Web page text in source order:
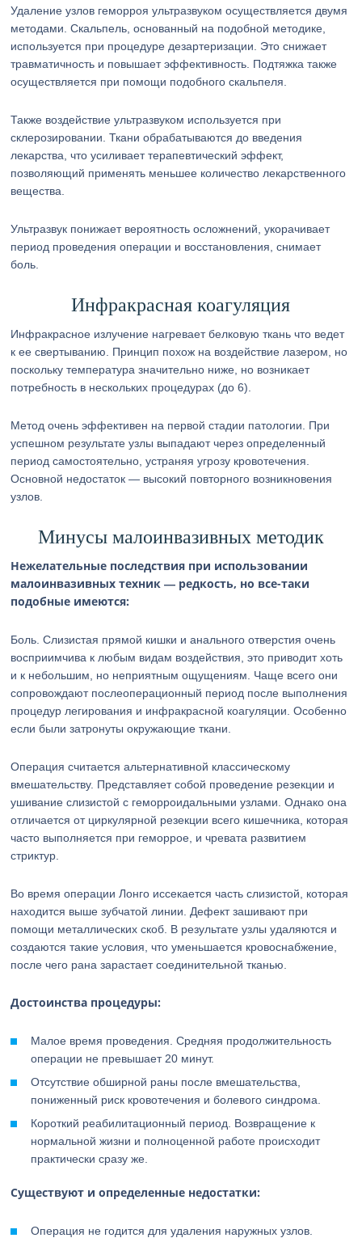
Удаление узлов геморроя ультразвуком осуществляется двумя
методами. Скальпель, основанный на подобной методике,
используется при процедуре дезартеризации. Это снижает
травматичность и повышает эффективность. Подтяжка также
осуществляется при помощи подобного скальпеля.
Также воздействие ультразвуком используется при
склерозировании. Ткани обрабатываются до введения
лекарства, что усиливает терапевтический эффект,
позволяющий применять меньшее количество лекарственного
вещества.
Ультразвук понижает вероятность осложнений, укорачивает
период проведения операции и восстановления, снимает
боль.
Инфракрасная коагуляция
Инфракрасное излучение нагревает белковую ткань что ведет
к ее свертыванию. Принцип похож на воздействие лазером, но
поскольку температура значительно ниже, но возникает
потребность в нескольких процедурах (до 6).
Метод очень эффективен на первой стадии патологии. При
успешном результате узлы выпадают через определенный
период самостоятельно, устраняя угрозу кровотечения.
Основной недостаток — высокий повторного возникновения
узлов.
Минусы малоинвазивных методик
Нежелательные последствия при использовании
малоинвазивных техник — редкость, но все-таки
подобные имеются:
Боль. Слизистая прямой кишки и анального отверстия очень
восприимчива к любым видам воздействия, это приводит хоть
и к небольшим, но неприятным ощущениям. Чаще всего они
сопровождают послеоперационный период после выполнения
процедур легирования и инфракрасной коагуляции. Особенно
если были затронуты окружающие ткани.
Операция считается альтернативной классическому
вмешательству. Представляет собой проведение резекции и
ушивание слизистой с геморроидальными узлами. Однако она
отличается от циркулярной резекции всего кишечника, которая
часто выполняется при геморрое, и чревата развитием
стриктур.
Во время операции Лонго иссекается часть слизистой, которая
находится выше зубчатой линии. Дефект зашивают при
помощи металлических скоб. В результате узлы удаляются и
создаются такие условия, что уменьшается кровоснабжение,
после чего рана зарастает соединительной тканью.
Достоинства процедуры:
Малое время проведения. Средняя продолжительность
операции не превышает 20 минут.
Отсутствие обширной раны после вмешательства,
пониженный риск кровотечения и болевого синдрома.
Короткий реабилитационный период. Возвращение к
нормальной жизни и полноценной работе происходит
практически сразу же.
Существуют и определенные недостатки:
Операция не годится для удаления наружных узлов.